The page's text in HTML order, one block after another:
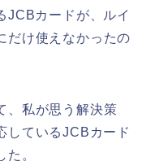
JCBカードが、ルイ
だけ使えなかったの
、私が思う解決策
しているJCBカード
。